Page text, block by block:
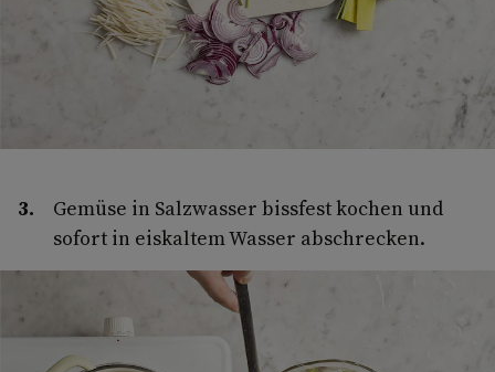
Gemüse in Salzwasser bissfest kochen und
sofort in eiskaltem Wasser abschrecken.